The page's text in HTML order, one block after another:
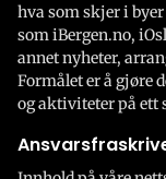
hva som skjer i
som iBergen.no,
annet nyheter,
Formålet er å gjøre
og aktiviteter på ett